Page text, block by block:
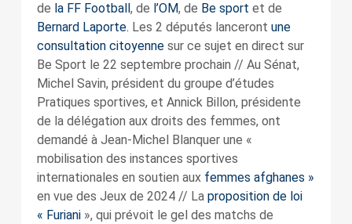
de la FF Football, de l’OM, de Be sport et de
Bernard Laporte. Les 2 députés lanceront une
consultation citoyennesur ce sujet en direct sur
Be Sport le 22 septembre prochain // Au Sénat,
Michel Savin, président du groupe d’études
Pratiques sportives, et Annick Billon, présidente
de la délégation aux droits des femmes, ont
demandé à Jean-Michel Blanquer une «
mobilisation des instances sportives
internationales en soutien aux femmes afghanes »
en vue des Jeux de 2024 // La proposition de loi
« Furiani », qui prévoit le gel des matchs de